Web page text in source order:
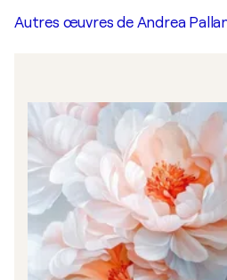
Autres œuvres de Andrea